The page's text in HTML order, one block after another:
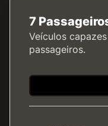
7
Veículos
passageiros.